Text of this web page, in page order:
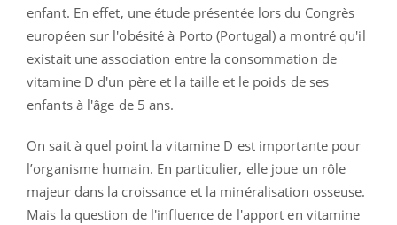
enfant. En effet, une étude présentée lors du Congrès
européen sur l'obésité à Porto (Portugal) a montré qu'il
existait une association entre la consommation de
vitamine D d'un père et la taille et le poids de ses
enfants à l'âge de 5 ans.
On sait à quel point la vitamine D est importante pour
l’organisme humain. En particulier, elle joue un rôle
majeur dans la croissance et la minéralisation osseuse.
Mais la question de l'influence de l'apport en vitamine